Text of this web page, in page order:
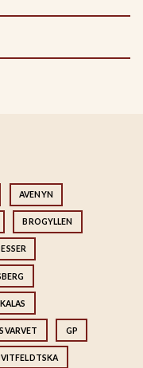
AVENYN
BROGYLLEN
GP